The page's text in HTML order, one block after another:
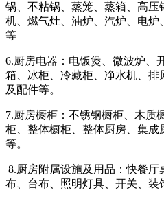
锅、不粘锅、蒸笼、蒸箱、高压
机、燃气灶、油炉、汽炉、电
等
6.厨房电器：电饭煲、微波炉、
箱、冰柜、冷藏柜、净水机、
及配件等。
7.厨房橱柜：不锈钢橱柜、木质
柜、整体橱柜、整体厨房、集
等。
8.厨房附属设施及用品：快餐
布、台布、照明灯具、开关、装